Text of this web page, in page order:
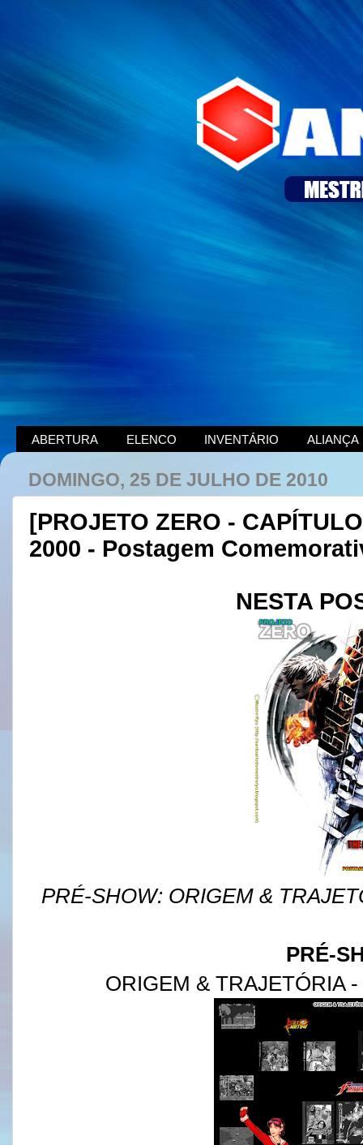
ABERTURA ELENCO INVENTÁRIO ALIANÇA
DOMINGO, 25 DE JULHO DE 2010
[PROJETO ZERO -
2000 - Postagem
NESTA
PRÉ-SHOW: ORIGEM &
PRÉ-
ORIGEM & TRAJETÓRIA